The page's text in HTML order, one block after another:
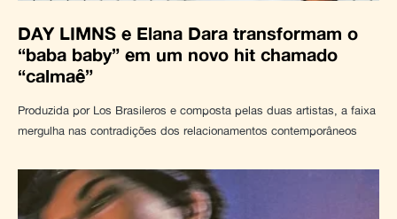
DAY LIMNS e Elana Dara transformam o
“baba baby” em um novo hit chamado
“calmaê”
Produzida por Los Brasileros e composta pelas duas artistas, a faixa
mergulha nas contradições dos relacionamentos contemporâneos